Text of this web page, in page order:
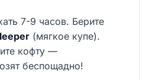
7-9 часов. Берите
(мягкое купе).
кофту —
беспощадно!